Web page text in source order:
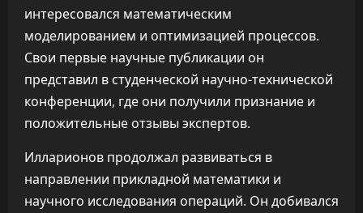
интересовался математическим
моделированием и оптимизацией процессов.
Свои первые научные публикации он
представил в студенческой научно-технической
конференции, где они получили признание и
положительные отзывы экспертов.
Илларионов продолжал развиваться в
направлении прикладной математики и
научного исследования операций. Он добивался